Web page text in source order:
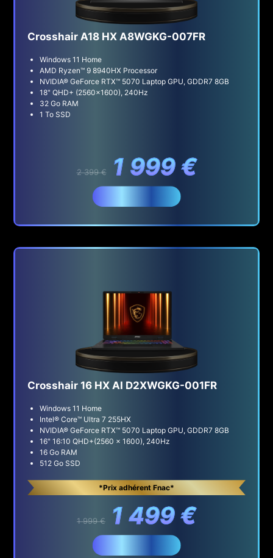
Crosshair A18 HX A8WGKG-007FR
Windows 11 Home
AMD Ryzen™ 9 8940HX Processor
NVIDIA® GeForce RTX™ 5070 Laptop GPU, GDDR7 8GB
18" QHD+ (2560x1600), 240Hz
32 Go RAM
1 To SSD
2 399 € 1 999 €
Crosshair 16 HX AI D2XWGKG-001FR
Windows 11 Home
Intel® Core™ Ultra 7 255HX
NVIDIA® GeForce RTX™ 5070 Laptop GPU, GDDR7 8GB
16" 16:10 QHD+(2560 x 1600), 240Hz
16 Go RAM
512 Go SSD
*Prix adhérent Fnac*
1 999 € 1 499 €